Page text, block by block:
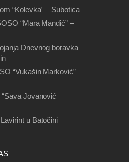
“Kolevka” – Subotica
“Mara Mandić” –
Dnevnog boravka
“Vukašin Marković”
Jovanović
u Batočini